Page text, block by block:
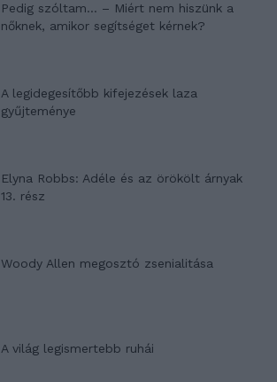
Pedig szóltam… – Miért nem hiszünk a
nőknek, amikor segítséget kérnek?
A legidegesítőbb kifejezések laza
gyűjteménye
Elyna Robbs: Adéle és az örökölt árnyak
13. rész
Woody Allen megosztó zsenialitása
A világ legismertebb ruhái